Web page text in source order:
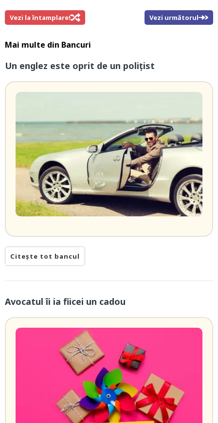
Vezi la întamplare! Vezi următorul
Mai multe din Bancuri
Un englez este oprit de un polițist
Citește tot bancul
Avocatul îi ia fiicei un cadou